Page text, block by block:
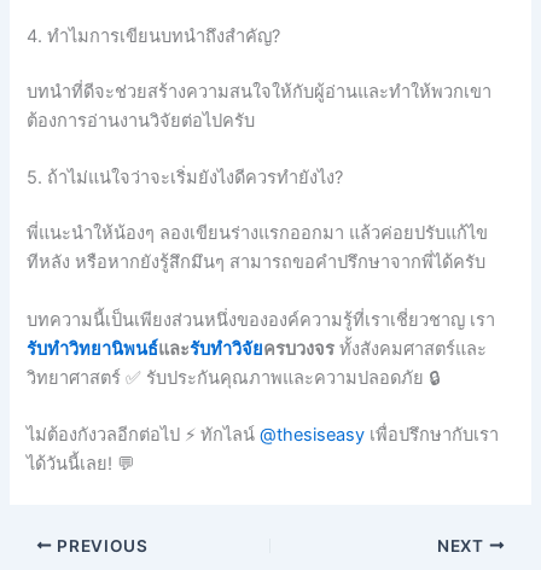
4. ทำไมการเขียนบทนำถึงสำคัญ?
บทนำที่ดีจะช่วยสร้างความสนใจให้กับผู้อ่านและทำให้พวกเขา
ต้องการอ่านงานวิจัยต่อไปครับ
5. ถ้าไม่แน่ใจว่าจะเริ่มยังไงดีควรทำยังไง?
พี่แนะนำให้น้องๆ ลองเขียนร่างแรกออกมา แล้วค่อยปรับแก้ไข
ทีหลัง หรือหากยังรู้สึกมึนๆ สามารถขอคำปรึกษาจากพี่ได้ครับ
บทความนี้เป็นเพียงส่วนหนึ่งขององค์ความรู้ที่เราเชี่ยวชาญ เรา
รับทำวิทยานิพนธ์และรับทำวิจัยครบวงจร ทั้งสังคมศาสตร์และ
วิทยาศาสตร์ ✅ รับประกันคุณภาพและความปลอดภัย 🔒
ไม่ต้องกังวลอีกต่อไป ⚡ ทักไลน์@thesiseasy เพื่อปรึกษากับเรา
ได้วันนี้เลย! 💬
PREVIOUS NEXT